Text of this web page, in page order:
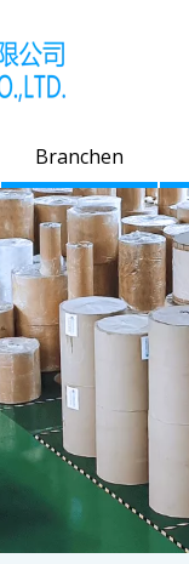
Branchen